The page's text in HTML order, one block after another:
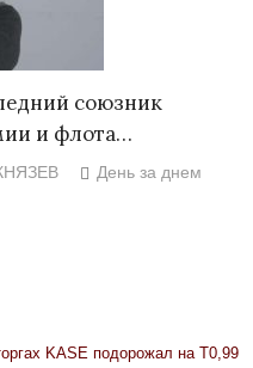
союзник
и флота…
День за днем
KASE подорожал на Т0,99